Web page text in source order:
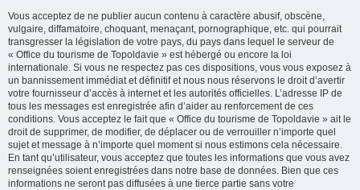
Vous acceptez de ne publier aucun contenu à caractère abusif, obscène,
vulgaire, diffamatoire, choquant, menaçant, pornographique, etc. qui pourrait
transgresser la législation de votre pays, du pays dans lequel le serveur de
« Office du tourisme de Topoldavie » est hébergé ou encore la loi
internationale. Si vous ne respectez pas ces dispositions, vous vous exposez à
un bannissement immédiat et définitif et nous nous réservons le droit d’avertir
votre fournisseur d’accès à internet et les autorités officielles. L’adresse IP de
tous les messages est enregistrée afin d’aider au renforcement de ces
conditions. Vous acceptez le fait que « Office du tourisme de Topoldavie » ait le
droit de supprimer, de modifier, de déplacer ou de verrouiller n’importe quel
sujet et message à n’importe quel moment si nous estimons cela nécessaire.
En tant qu’utilisateur, vous acceptez que toutes les informations que vous avez
renseignées soient enregistrées dans notre base de données. Bien que ces
informations ne seront pas diffusées à une tierce partie sans votre